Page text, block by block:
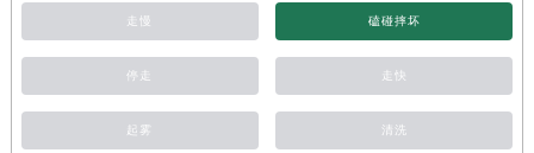
走慢 磕碰摔坏
停走 走快
起雾 清洗